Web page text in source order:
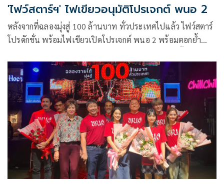
'ไฟว์สตาร์ฯ' ไฟเขียวอนุมัติโปรเจกต์ พนอ 2
หลังจากที่ฉลองมุ่งสู่ 100 ล้านบาท ทั่วประเทศไปแล้ว ไฟว์สตาร์
โปรดักชั่น พร้อมไฟเขียวเปิดโปรเจกต์ พนอ 2 พร้อมตอกย้ำ
พงศ์ สายศรีแก้ว ผู้กำกับภาพยนตร์ฯ กล้าการันตีความเสียวสยอง
ขั้นสุดที่พร้อมก้าวเข้าสู่เลเวลครูพนออย่างเต็มตัว